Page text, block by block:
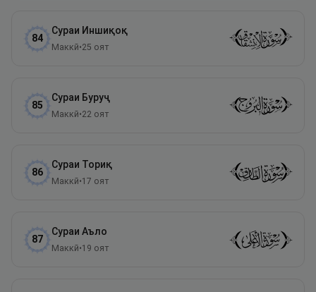
84
Сураи Иншиқоқ
Маккӣ•25 оят
85
Сураи Буруҷ
Маккӣ•22 оят
86
Сураи Ториқ
Маккӣ•17 оят
87
Сураи Аъло
Маккӣ•19 оят